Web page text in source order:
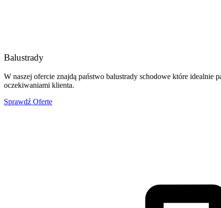
Balustrady
W naszej ofercie znajdą państwo balustrady schodowe które
oczekiwaniami klienta.
Sprawdź Ofertę